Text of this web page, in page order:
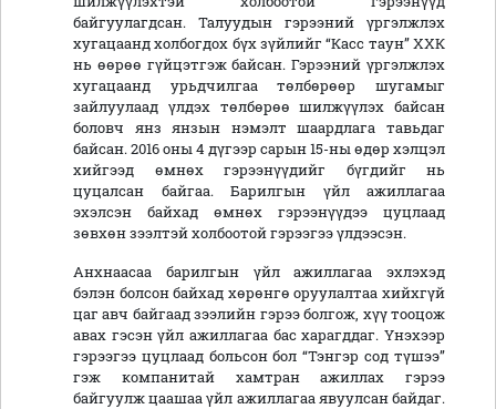
байгуулагдсан. Талуудын гэрээний үргэлжлэх
хугацаанд холбогдох бүх зүйлийг “Касс таун” ХХК
нь өөрөө гүйцэтгэж байсан. Гэрээний үргэлжлэх
хугацаанд урьдчилгаа төлбөрөөр шугамыг
зайлуулаад үлдэх төлбөрөө шилжүүлэх байсан
боловч янз янзын нэмэлт шаардлага тавьдаг
байсан. 2016 оны 4 дүгээр сарын 15-ны өдөр хэлцэл
хийгээд өмнөх гэрээнүүдийг бүгдийг нь
цуцалсан байгаа. Барилгын үйл ажиллагаа
эхэлсэн байхад өмнөх гэрээнүүдээ цуцлаад
зөвхөн зээлтэй холбоотой гэрээгээ үлдээсэн.
Анхнаасаа барилгын үйл ажиллагаа эхлэхэд
бэлэн болсон байхад хөрөнгө оруулалтаа хийхгүй
цаг авч байгаад зээлийн гэрээ болгож, хүү тооцож
авах гэсэн үйл ажиллагаа бас харагддаг. Үнэхээр
гэрээгээ цуцлаад больсон бол “Тэнгэр сод түшээ”
гэж компанитай хамтран ажиллах гэрээ
байгуулж цаашаа үйл ажиллагаа явуулсан байдаг.